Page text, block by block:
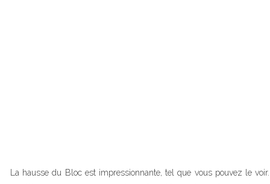
La hausse du Bloc est impressionnante, tel que vous pouvez le